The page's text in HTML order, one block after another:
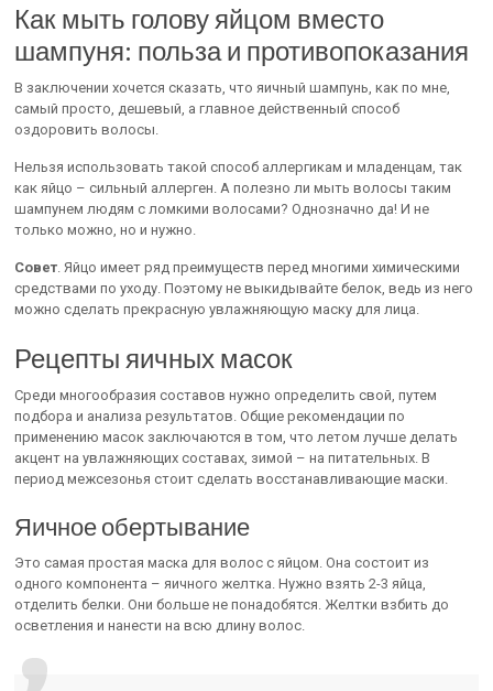
Как мыть голову яйцом вместо
шампуня: польза и противопоказания
В заключении хочется сказать, что яичный шампунь, как по мне,
самый просто, дешевый, а главное действенный способ
оздоровить волосы.
Нельзя использовать такой способ аллергикам и младенцам, так
как яйцо – сильный аллерген. А полезно ли мыть волосы таким
шампунем людям с ломкими волосами? Однозначно да! И не
только можно, но и нужно.
Совет . Яйцо имеет ряд преимуществ перед многими химическими
средствами по уходу. Поэтому не выкидывайте белок, ведь из него
можно сделать прекрасную увлажняющую маску для лица.
Рецепты яичных масок
Среди многообразия составов нужно определить свой, путем
подбора и анализа результатов. Общие рекомендации по
применению масок заключаются в том, что летом лучше делать
акцент на увлажняющих составах, зимой – на питательных. В
период межсезонья стоит сделать восстанавливающие маски.
Яичное обертывание
Это самая простая маска для волос с яйцом. Она состоит из
одного компонента – яичного желтка. Нужно взять 2-3 яйца,
отделить белки. Они больше не понадобятся. Желтки взбить до
осветления и нанести на всю длину волос.